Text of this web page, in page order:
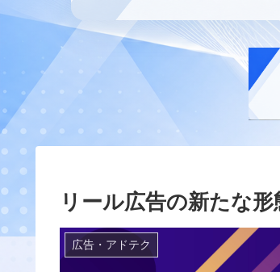
リール広告の新たな
広告・アドテク